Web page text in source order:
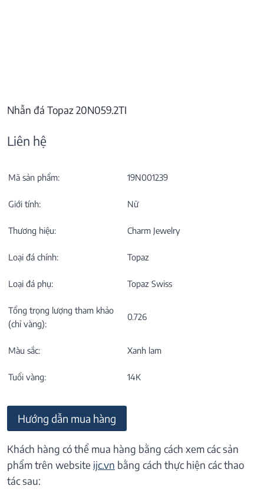
Nhẫn đá Topaz 20N059.2TI
Liên hệ
Mã sản phẩm: 19N001239
Giới tính: Nữ
Thương hiệu: Charm Jewelry
Loại đá chính: Topaz
Loại đá phụ: Topaz Swiss
Tổng trọng lượng tham khảo
(chỉ vàng):
0.726
Màu sắc: Xanh lam
Tuổi vàng: 14K
Hướng dẫn mua hàng
Khách hàng có thể mua hàng bằng cách xem các sản
phẩm trên website ijc.vn bằng cách thực hiện các thao
tác sau: